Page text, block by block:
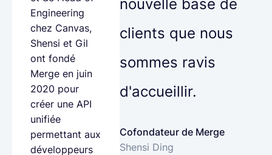
Engineering
chez Canvas,
Shensi et Gil
ont fondé
Merge en juin
2020 pour
créer une API
unifiée
permettant aux
développeurs
nouvelle base de
clients que nous
sommes ravis
d'accueillir.
Cofondateur de Merge
Shensi Ding